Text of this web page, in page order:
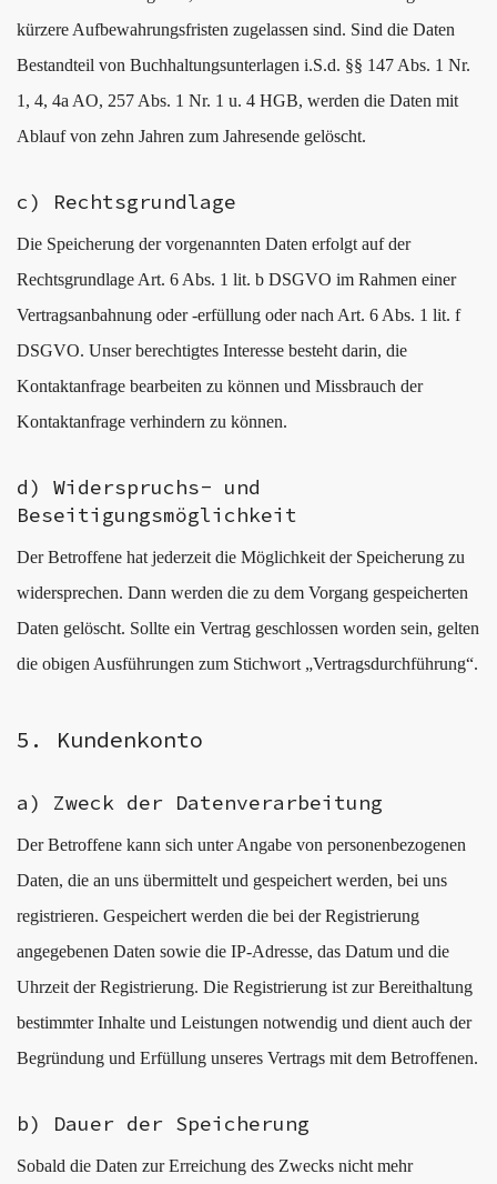
kürzere Aufbewahrungsfristen zugelassen sind. Sind die Daten
Bestandteil von Buchhaltungsunterlagen i.S.d. §§ 147 Abs. 1 Nr.
1, 4, 4a AO, 257 Abs. 1 Nr. 1 u. 4 HGB, werden die Daten mit
Ablauf von zehn Jahren zum Jahresende gelöscht.
c) Rechtsgrundlage
Die Speicherung der vorgenannten Daten erfolgt auf der
Rechtsgrundlage Art. 6 Abs. 1 lit. b DSGVO im Rahmen einer
Vertragsanbahnung oder -erfüllung oder nach Art. 6 Abs. 1 lit. f
DSGVO. Unser berechtigtes Interesse besteht darin, die
Kontaktanfrage bearbeiten zu können und Missbrauch der
Kontaktanfrage verhindern zu können.
d) Widerspruchs- und
Beseitigungsmöglichkeit
Der Betroffene hat jederzeit die Möglichkeit der Speicherung zu
widersprechen. Dann werden die zu dem Vorgang gespeicherten
Daten gelöscht. Sollte ein Vertrag geschlossen worden sein, gelten
die obigen Ausführungen zum Stichwort „Vertragsdurchführung“.
5. Kundenkonto
a) Zweck der Datenverarbeitung
Der Betroffene kann sich unter Angabe von personenbezogenen
Daten, die an uns übermittelt und gespeichert werden, bei uns
registrieren. Gespeichert werden die bei der Registrierung
angegebenen Daten sowie die IP-Adresse, das Datum und die
Uhrzeit der Registrierung. Die Registrierung ist zur Bereithaltung
bestimmter Inhalte und Leistungen notwendig und dient auch der
Begründung und Erfüllung unseres Vertrags mit dem Betroffenen.
b) Dauer der Speicherung
Sobald die Daten zur Erreichung des Zwecks nicht mehr